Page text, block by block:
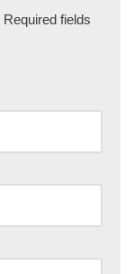
Required fields